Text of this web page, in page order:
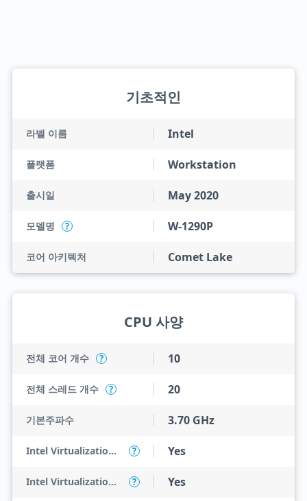
기초적인
라벨 이름 Intel
플랫폼 Workstation
출시일 May 2020
모델명 ? W-1290P
코어 아키텍처 Comet Lake
CPU 사양
전체 코어 개수 ? 10
전체 스레드 개수 ? 20
기본주파수 3.70 GHz
Intel Virtualization Technology (VT-x) ? Yes
Intel Virtualization Technology for Directed I/O (VT-d) ? Yes